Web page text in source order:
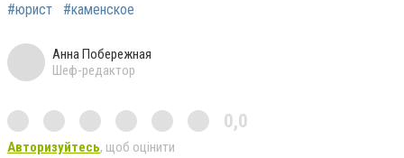
#юрист #каменское
Анна Побережная
Шеф-редактор
0,0
Авторизуйтесь, щоб оцінити